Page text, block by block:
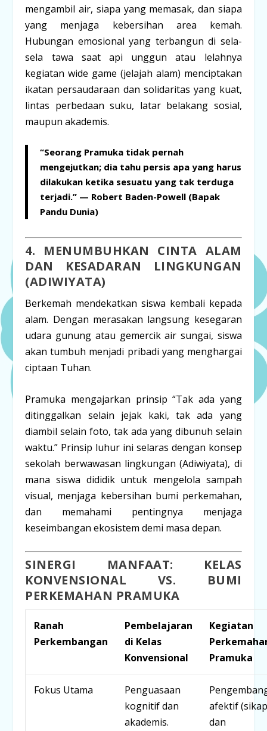
mengambil air, siapa yang memasak, dan siapa
yang menjaga kebersihan area kemah.
Hubungan emosional yang terbangun di sela-
sela tawa saat api unggun atau lelahnya
kegiatanwide game (jelajah alam) menciptakan
ikatan persaudaraan dan solidaritas yang kuat,
lintas perbedaan suku, latar belakang sosial,
maupun akademis.
“Seorang Pramuka tidak pernah
mengejutkan; dia tahu persis apa yang harus
dilakukan ketika sesuatu yang tak terduga
terjadi.” — Robert Baden-Powell (Bapak
Pandu Dunia)
4. MENUMBUHKAN CINTA ALAM
DAN KESADARAN LINGKUNGAN
(ADIWIYATA)
Berkemah mendekatkan siswa kembali kepada
alam. Dengan merasakan langsung kesegaran
udara gunung atau gemercik air sungai, siswa
akan tumbuh menjadi pribadi yang menghargai
ciptaan Tuhan.
Pramuka mengajarkan prinsip“Tak ada yang
ditinggalkan selain jejak kaki, tak ada yang
diambil selain foto, tak ada yang dibunuh selain
waktu.” Prinsip luhur ini selaras dengan konsep
sekolah berwawasan lingkungan (Adiwiyata), di
mana siswa dididik untuk mengelola sampah
visual, menjaga kebersihan bumi perkemahan,
dan memahami pentingnya menjaga
keseimbangan ekosistem demi masa depan.
SINERGI MANFAAT: KELAS
KONVENSIONAL VS. BUMI
PERKEMAHAN PRAMUKA
Ranah
Perkembangan
Pembelajaran
di Kelas
Konvensional
Kegiatan
Pramuka
Fokus Utama
Penguasaan
kognitif dan
akademis.
afektif
dan